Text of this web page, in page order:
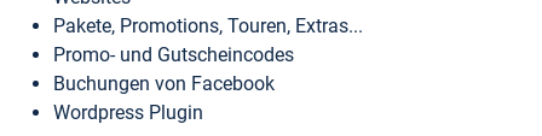
Pakete, Promotions, Touren, Extras...
Promo- und Gutscheincodes
Buchungen von Facebook
Wordpress Plugin